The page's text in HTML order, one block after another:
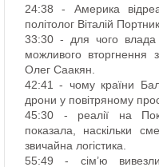
24:38 - Америка
політолог Віталій
33:30 - для чого влада
можливого вторгнення
Олег Саакян.
42:41 - чому країни
дрони у повітряному
45:30 - реалії на
показала, наскільки
звичайна логістика.
55:49 - сім’ю